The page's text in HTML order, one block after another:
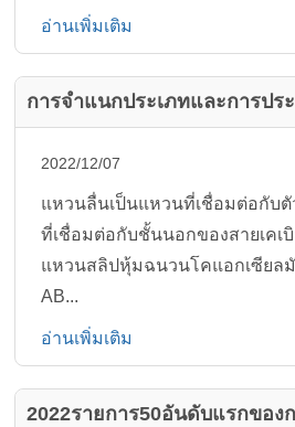
อ่านเพิ่มเติม
การจำแนกประเภทและการป
2022/12/07
แหวนลื่นเป็นแหวนที่เชื่อมต่อกับ
ที่เชื่อมต่อกับชั้นนอกของสายเคเ
แหวนสลิปหุ้มฉนวนโคแอกเซีย
AB...
อ่านเพิ่มเติม
2022รายการ50อันดับแรกของ